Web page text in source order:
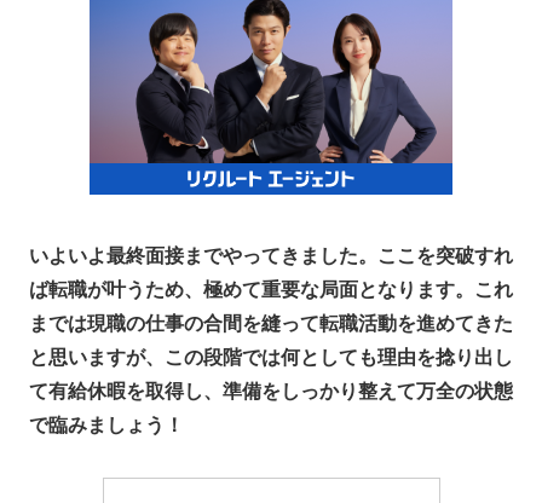
いよいよ最終面接までやってきました。ここを突破すれ
ば転職が叶うため、極めて重要な局面となります。これ
までは現職の仕事の合間を縫って転職活動を進めてきた
と思いますが、この段階では何としても理由を捻り出し
て有給休暇を取得し、準備をしっかり整えて万全の状態
で臨みましょう！